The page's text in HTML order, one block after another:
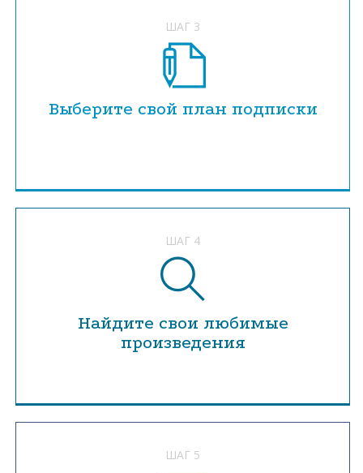
ШАГ 3
Выберите свой план подписки
ШАГ 4
Найдите свои любимые
произведения
ШАГ 5